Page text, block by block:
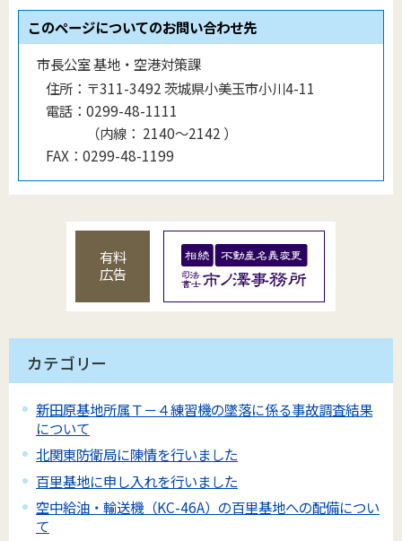
このページについてのお問い合わせ先
市長公室 基地・空港対策課
住所： 〒311-3492 茨城県小美玉市小川4-11
電話： 0299-48-1111
（内線 ： 2140〜2142 ）
FAX： 0299-48-1199
有料
広告
カテゴリー
新田原基地所属Ｔ－４練習機の墜落に係る事故調査結果
について
北関東防衛局に陳情を行いました
百里基地に申し入れを行いました
空中給油・輸送機（KC-46A）の百里基地への配備につい
て